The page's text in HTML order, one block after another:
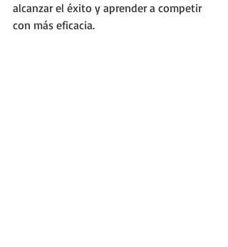
alcanzar el éxito y aprender a competir
con más eficacia.